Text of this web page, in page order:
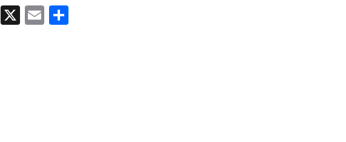
W
ha
X E
m